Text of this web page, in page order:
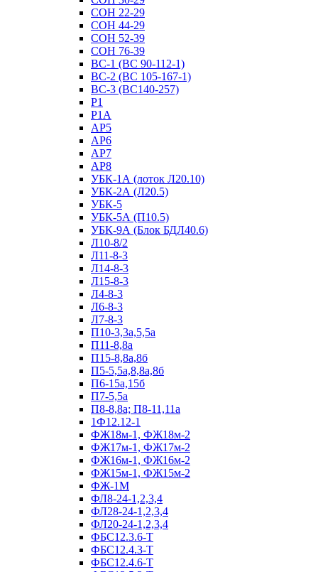
СОН 22-29
СОН 44-29
СОН 52-39
СОН 76-39
ВС-1 (ВС 90-112-1)
ВС-2 (ВС 105-167-1)
ВС-3 (ВС140-257)
Р1
Р1А
АР5
АР6
АР7
АР8
УБК-1А (лоток Л20.10)
УБК-2А (Л20.5)
УБК-5
УБК-5А (П10.5)
УБК-9А (Блок БДЛ40.6)
Л10-8/2
Л11-8-3
Л14-8-3
Л15-8-3
Л4-8-3
Л6-8-3
Л7-8-3
П10-3,3а,5,5а
П11-8,8а
П15-8,8а,8б
П5-5,5а,8,8а,8б
П6-15а,15б
П7-5,5а
П8-8,8а; П8-11,11а
1Ф12.12-1
ФЖ18м-1, ФЖ18м-2
ФЖ17м-1, ФЖ17м-2
ФЖ16м-1, ФЖ16м-2
ФЖ15м-1, ФЖ15м-2
ФЖ-1М
ФЛ8-24-1,2,3,4
ФЛ28-24-1,2,3,4
ФЛ20-24-1,2,3,4
ФБС12.3.6-Т
ФБС12.4.3-Т
ФБС12.4.6-Т